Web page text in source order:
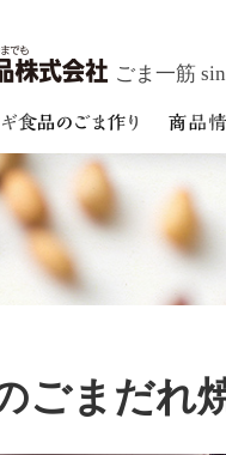
ごま一筋
ごまだれ